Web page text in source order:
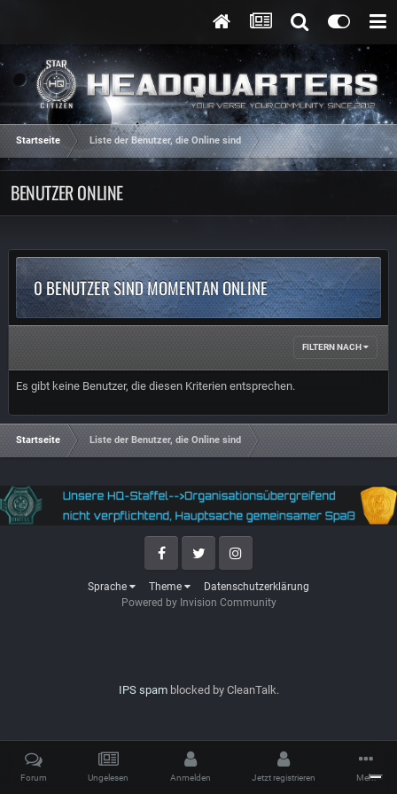
Startseite Liste der Benutzer, die Online sind
BENUTZER ONLINE
0 BENUTZER SIND MOMENTAN ONLINE
FILTERN NACH
Es gibt keine Benutzer, die diesen Kriterien entsprechen.
Startseite Liste der Benutzer, die Online sind
Sprache Theme Datenschutzerklärung
FacebookTwitter Instagram
Powered by Invision Community
Forum Ungelesen Anmelden Jetzt registrieren Mehr
IPS spamblocked by CleanTalk.